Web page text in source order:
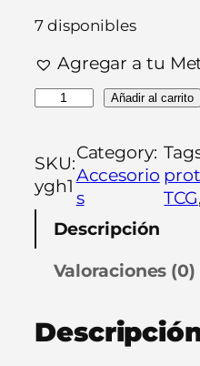
7 disponibles
Agregar a tu
G
i
-
C
Añadir al carrito
SKU:
ygh1
Category:
Accesorio
s
TCG,
Descripción
Valoraciones (0)